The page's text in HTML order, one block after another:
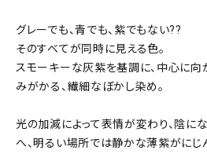
グレーでも、青でも、紫でもない??
そのすべてが同時に見える色。
スモーキーな灰紫を基調に、中心に向
みがかる、繊細なぼかし染め。
光の加減によって表情が変わり、陰に
へ、明るい場所では静かな薄紫がにじ